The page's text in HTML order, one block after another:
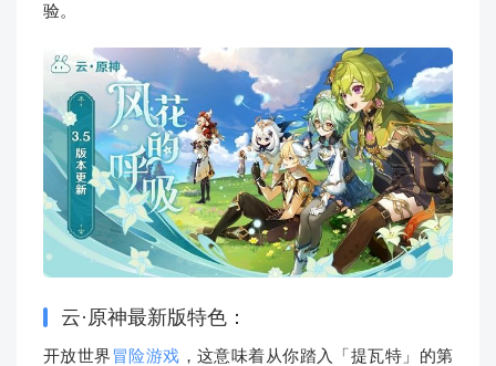
验。
云·原神最新版特色：
开放世界 冒险游戏 ，这意味着从你踏入「提瓦特」的第